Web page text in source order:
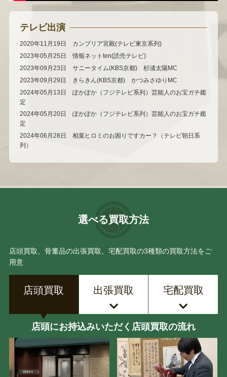
テレビ出演
2020年11月19日 カンブリア宮殿(テレビ東京系列)
2023年05月25日 情報ネットten(読売テレビ)
2023年09月23日 サニータイム(KBS京都) 杉浦太陽MC
2023年09月29日 きらきん(KBS京都) かつみさゆりMC
2024年05月13日 ぽかぽか（フジテレビ系列）芸能人のお宝ガチ鑑
定
2024年05月20日 ぽかぽか（フジテレビ系列）芸能人のお宝ガチ鑑
定
2024年06月28日 相葉ヒロミのお困りですカー？（テレビ朝日系
列）
選べる買取方法
店頭買取、骨董品の出張買取、宅配買取の3種類の買取方法をご
用意
店頭買取 出張買取 宅配買取
店頭にお持込みいただく店頭買取の流れ